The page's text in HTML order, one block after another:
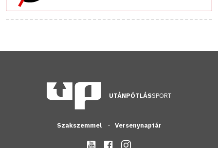
UTÁNPÓTLÁSSPORT
Szakszemmel Versenynaptár